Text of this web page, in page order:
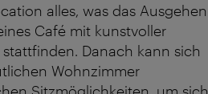
alles, was das Ausgehen
Café mit kunstvoller
Danach kann sich
Wohnzimmer